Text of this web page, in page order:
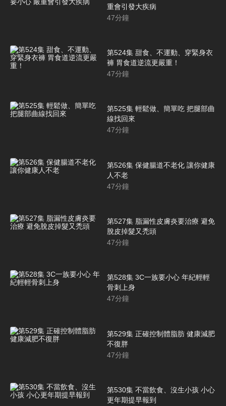
重會引發大疾病
47分鐘
第524集 甜食、不運動、穿緊身衣
褲 胃食道逆流更嚴重！
47分鐘
第525集 輕鬆做、簡單吃 把腿部曲
線找回來
47分鐘
第526集 保健腸道不老化 讓你健康
人不老
47分鐘
第527集 脂漏性皮膚炎要治療 避免
脫皮掉髮又禿頭
47分鐘
第528集 3C一族要小心 年紀輕輕
骨刺上身
47分鐘
第529集 正確控制體脂肪 健康減肥
不復胖
47分鐘
第530集 不當飲食、沒生小孩 小心
更年期提早報到